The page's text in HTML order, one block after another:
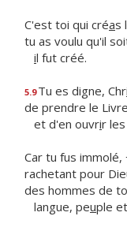
C'est toi qui créas
tu as voulu qu'il
il fut créé.
5.9 Tu es digne, Chri
de prendre le Livre
et d'en ouvrir les
Car tu fus immolé,
rachetant pour
des hommes de
langue, peuple